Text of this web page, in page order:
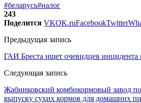
#беларусь#налог
243
Поделится VKOK.ruFacebookTwitter
Предыдущая запись
ГАИ Бреста ищет очевидцев инцидента
Следующая запись
Жабинковский комбикормовый завод
выпуску сухих кормов для домашних